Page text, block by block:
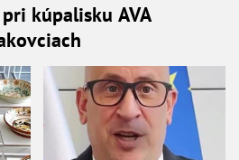
kúpalisku AVA